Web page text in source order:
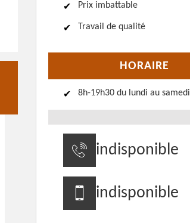
Prix imbattable
Travail de qualité
HORAIRE
8h-19h30 du lundi au samedi
indisponible
indisponible